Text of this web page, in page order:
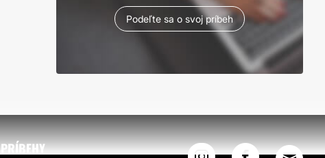
Podeľte sa o svoj príbeh
PRÍBEHY